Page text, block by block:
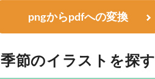
pngからpdfへの変換
季節のイラストを探す